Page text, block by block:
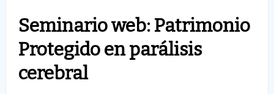
Seminario web: Patrimonio
Protegido en parálisis
cerebral